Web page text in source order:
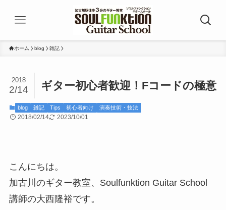
ホーム blog 雑記
ギター初心者歓迎！Fコードの極意
2018
2/14
blog 雑記 Tips 初心者向け 演奏技術・技法
2018/02/14 2023/10/01
こんにちは。
加古川のギター教室、Soulfunktion Guitar School
講師の大西隆裕です。